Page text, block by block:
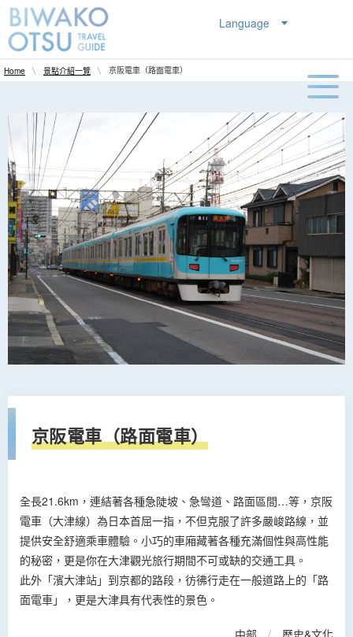
Language
Home 景點介紹一覽 京阪電車（路面電車）
京阪電車（路面電車）
全長21.6km，連結著各種急陡坡、急彎道、路面區間…等，京阪
電車（大津線）為日本首屈一指，不但克服了許多嚴峻路線，並
提供安全舒適乘車體驗。小巧的車廂藏著各種充滿個性與高性能
的秘密，更是你在大津觀光旅行期間不可或缺的交通工具。
此外「濱大津站」到京都的路段，彷彿行走在一般道路上的「路
面電車」，更是大津具有代表性的景色。